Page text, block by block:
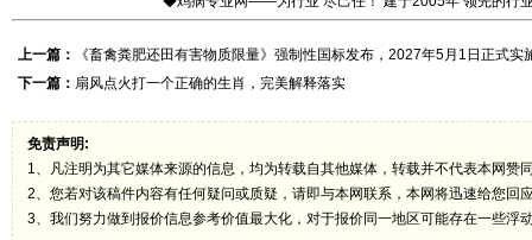
上一篇：
《畜禽粪肥还田有害物质限量》强制性国标发布，2027年5月1日正式实
下一篇： 扇风点火打一个正确的生肖，完美解释落实
免责声明:
1、凡注明为其它媒体来源的信息，均为转载自其他媒体，转载并不代表本网赞
2、您若对该稿件内容有任何疑问或质疑，请即与本网联系，本网将迅速给您回
3、我们努力做到报价信息参考价值最大化，对于报价同一地区可能存在一些浮